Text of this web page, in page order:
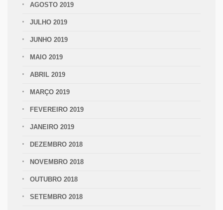
AGOSTO 2019
JULHO 2019
JUNHO 2019
MAIO 2019
ABRIL 2019
MARÇO 2019
FEVEREIRO 2019
JANEIRO 2019
DEZEMBRO 2018
NOVEMBRO 2018
OUTUBRO 2018
SETEMBRO 2018